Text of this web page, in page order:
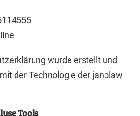
wurde erstellt und
der Technologie der janolaw
Tools